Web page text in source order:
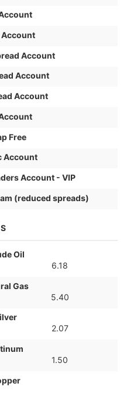
Account
Account
Account
Free
Account
Account - VIP
(reduced spreads)
Oil
6.18
Gas
5.40
2.07
1.50